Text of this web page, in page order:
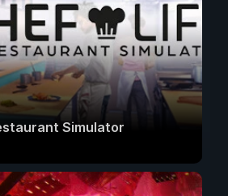
Simulator